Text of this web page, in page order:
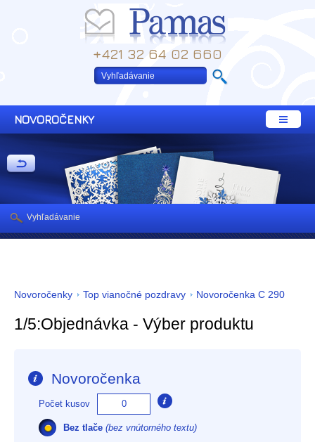
+421 32 64 02 660
NOVOROČENKY
Novoročenky Top vianočné pozdravy Novoročenka C 290
1/5:Objednávka - Výber produktu
Novoročenka
Počet kusov
Bez tlače (bez vnútorného textu)
Vyhľadávanie